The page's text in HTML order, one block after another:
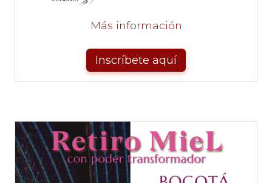
Más información
Inscríbete aquí